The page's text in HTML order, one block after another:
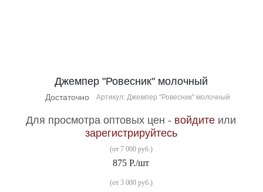
Джемпер "Ровесник" молочный
Достаточно Артикул: Джемпер "Ровесник" молочный
Для просмотра оптовых цен - войдите или
зарегистрируйтесь
(от 7 000 руб.)
875 Р./шт
(от 3 000 руб.)